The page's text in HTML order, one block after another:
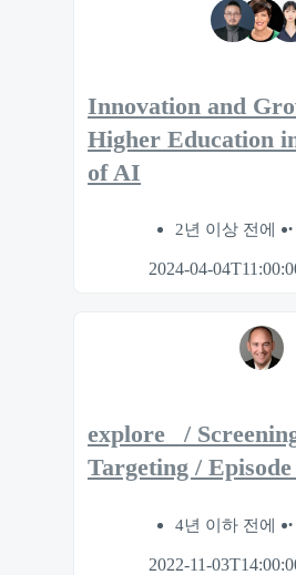
Innovation and
Higher Education
of AI
2년 이상 전에
2024-04-
explore_ /
Targeting / Episode
4년 이하 전에
2022-11-